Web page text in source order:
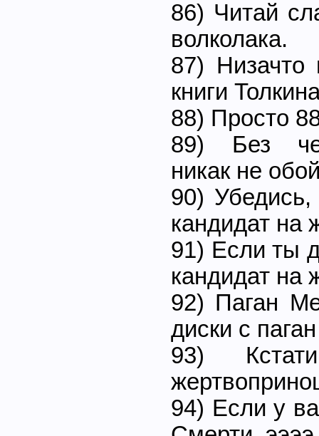
86) Читай
волколака.
87) Низачто
книги
88) Просто
89) Без
никак не
90)
кандидат на
91) Если ты
кандидат на
92) Паган
диски с
93)
94) Если у